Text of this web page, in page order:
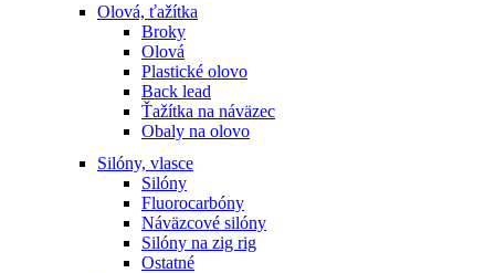
Olová, ťažítka
Broky
Olová
Plastické olovo
Back lead
Ťažítka na náväzec
Obaly na olovo
Silóny, vlasce
Silóny
Fluorocarbóny
Náväzcové silóny
Silóny na zig rig
Ostatné